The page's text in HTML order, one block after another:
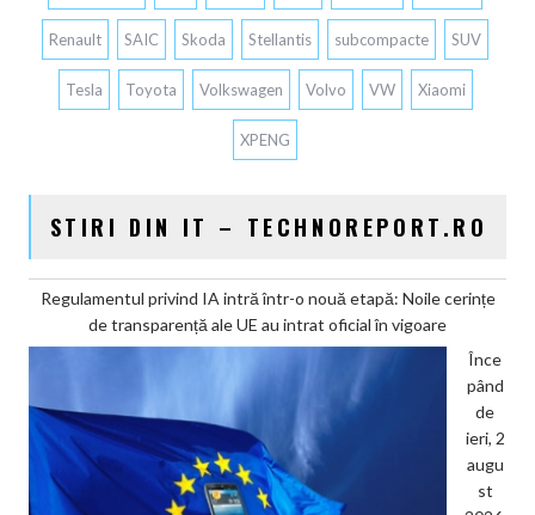
Renault SAIC Skoda Stellantis subcompacte SUV
Tesla Toyota Volkswagen Volvo VW Xiaomi
XPENG
STIRI DIN IT – TECHNOREPORT.RO
Regulamentul privind IA intră într-o nouă etapă: Noile cerințe
de transparență ale UE au intrat oficial în vigoare
Înce
pând
de
ieri, 2
augu
st